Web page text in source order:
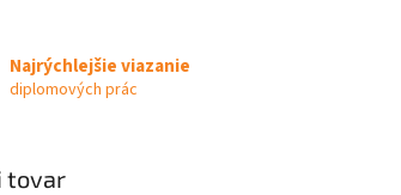
Najrýchlejšie viazanie
diplomových prác
tovar